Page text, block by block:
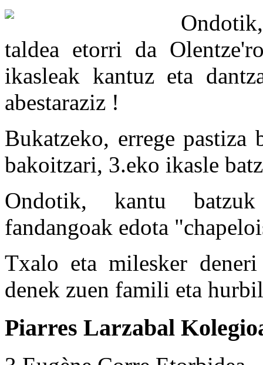
taldea etorri da
ikasleak kantuz eta
abestaraziz !
Bukatzeko, errege
bakoitzari, 3.eko ikasle
Ondotik, kantu
fandangoak edota
Txalo eta milesker
denek zuen famili eta
Piarres Larzabal